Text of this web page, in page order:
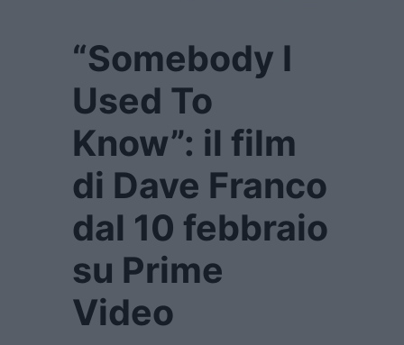
“Somebody I
Used To
Know”: il film
di Dave Franco
dal 10 febbraio
su Prime
Video